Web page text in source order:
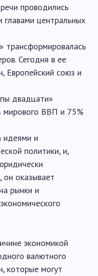
проводились
центральных
трансформировалась
Сегодня в ее
Европейский союз и
двадцати»
мирового ВВП и 75%
и
политики, и,
оказывает
рынки и
экономикой
валютного
которые могут